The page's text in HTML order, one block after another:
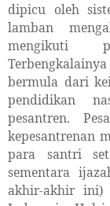
dipicu oleh
lamban
mengikuti
bermula dari
pendidikan
pesantren.
kepesantrenan
para santri
sementara
akhir-akhir